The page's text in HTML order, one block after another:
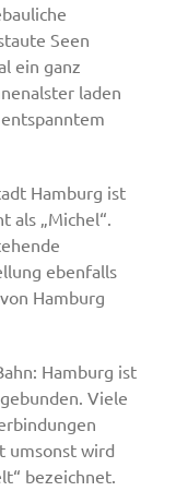
Seen
ein ganz
laden
Hamburg ist
als „Michel“.
ebenfalls
Hamburg
Hamburg ist
Viele
umsonst wird
bezeichnet.